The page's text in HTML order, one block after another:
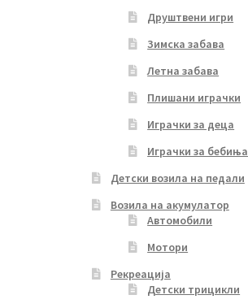
Друштвени игри
Зимска забава
Летна забава
Плишани играчки
Играчки за деца
Играчки за бебиња
Детски возила на педали
Возила на акумулатор
Автомобили
Мотори
Рекреација
Детски трицикли